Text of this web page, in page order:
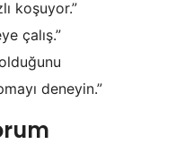
koşuyor.”
çalış.”
deneyin.”